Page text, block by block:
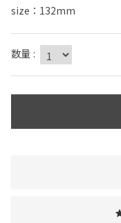
size：132mm
数量 :